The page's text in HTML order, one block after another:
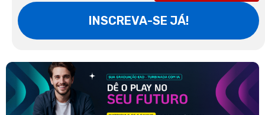
INSCREVA-SE JÁ!